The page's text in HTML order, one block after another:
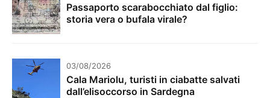
Passaporto scarabocchiato dal figlio:
storia vera o bufala virale?
03/08/2026
Cala Mariolu, turisti in ciabatte salvati
dall’elisoccorso in Sardegna